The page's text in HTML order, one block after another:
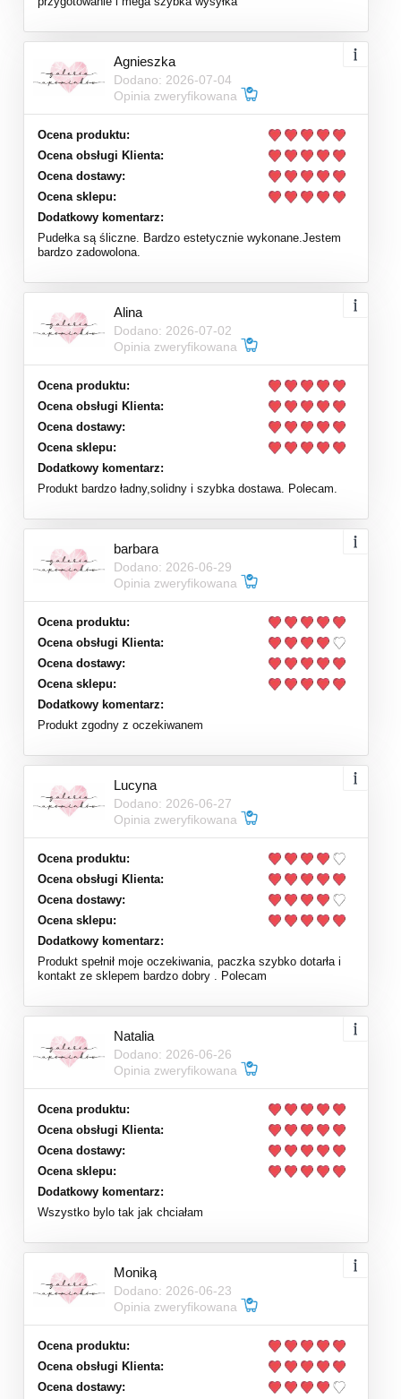
Agnieszka
Dodano: 2026-07-04
Opinia zweryfikowana
Ocena produktu:
Ocena obsługi Klienta:
Ocena dostawy:
Ocena sklepu:
Dodatkowy komentarz:
Pudełka są śliczne. Bardzo estetycznie wykonane.Jestem
bardzo zadowolona.
Alina
Dodano: 2026-07-02
Opinia zweryfikowana
Ocena produktu:
Ocena obsługi Klienta:
Ocena dostawy:
Ocena sklepu:
Dodatkowy komentarz:
Produkt bardzo ładny,solidny i szybka dostawa. Polecam.
barbara
Dodano: 2026-06-29
Opinia zweryfikowana
Ocena produktu:
Ocena obsługi Klienta:
Ocena dostawy:
Ocena sklepu:
Dodatkowy komentarz:
Produkt zgodny z oczekiwanem
Lucyna
Dodano: 2026-06-27
Opinia zweryfikowana
Ocena produktu:
Ocena obsługi Klienta:
Ocena dostawy:
Ocena sklepu:
Dodatkowy komentarz:
Produkt spełnił moje oczekiwania, paczka szybko dotarła i
kontakt ze sklepem bardzo dobry . Polecam
Natalia
Dodano: 2026-06-26
Opinia zweryfikowana
Ocena produktu:
Ocena obsługi Klienta:
Ocena dostawy:
Ocena sklepu:
Dodatkowy komentarz:
Wszystko bylo tak jak chciałam
Moniką
Dodano: 2026-06-23
Opinia zweryfikowana
Ocena produktu:
Ocena obsługi Klienta:
Ocena dostawy: